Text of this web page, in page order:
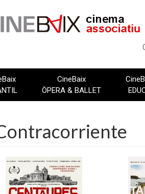
CineBaix
ÒPERA & BALLET